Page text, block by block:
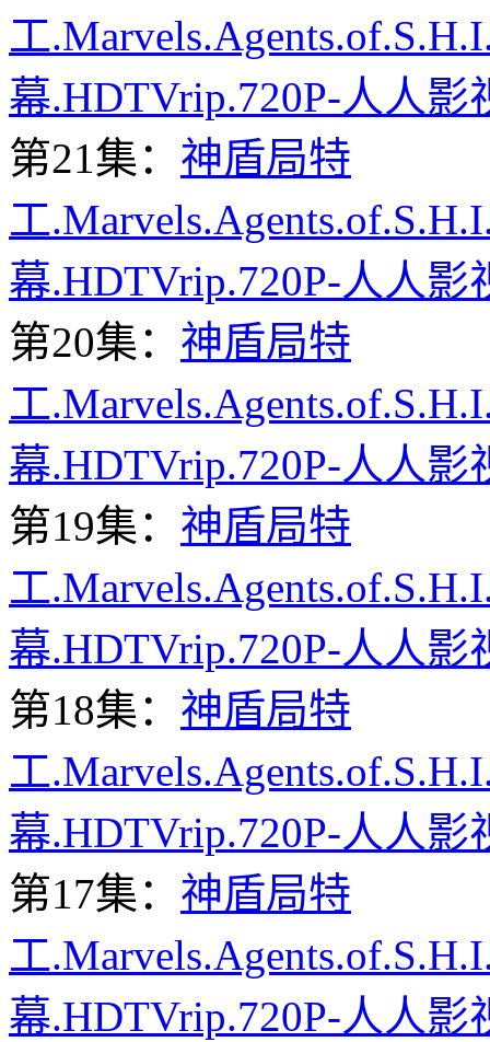
工
幕.HDTVrip.720P-人人影
第21集： 神盾局特
工
幕.HDTVrip.720P-人人影
第20集： 神盾局特
工
幕.HDTVrip.720P-人人影
第19集： 神盾局特
工
幕.HDTVrip.720P-人人影
第18集： 神盾局特
工
幕.HDTVrip.720P-人人影
第17集： 神盾局特
工
幕.HDTVrip.720P-人人影